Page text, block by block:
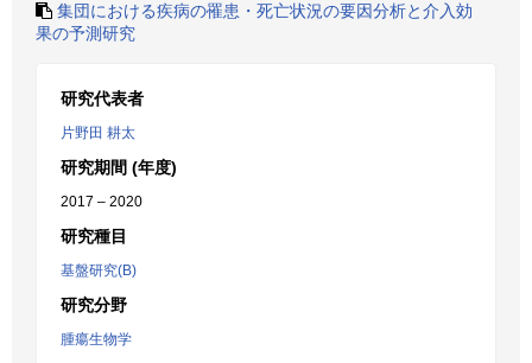
集団における疾病の罹患・死亡状況の要因分析と介入効
果の予測研究
研究代表者
片野田 耕太
研究期間 (年度)
2017 – 2020
研究種目
基盤研究(B)
研究分野
腫瘍生物学